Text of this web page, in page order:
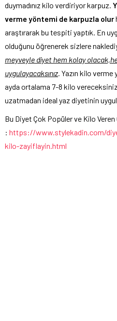
duymadınız kilo verdiriyor karpuz.
verme yöntemi de karpuzla olur
araştırarak bu tespiti yaptık. En
olduğunu öğrenerek sizlere
meyveyle diyet hem kolay
uygulayacaksınız. Yazın kilo verme
ayda ortalama 7-8 kilo
uzatmadan ideal yaz diyetinin
Bu Diyet Çok Popüler ve Kilo
: https://www.stylekadin.com/
kilo-zayiflayin.html